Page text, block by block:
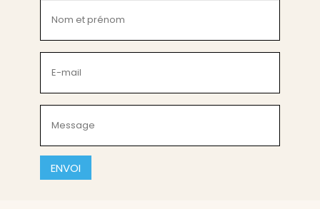
et
prénom
(Nécessaire)
mail
(Nécessaire)
(Nécessaire)
CAPTCHA